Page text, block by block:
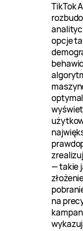
TikTok
opcje
— takie
na